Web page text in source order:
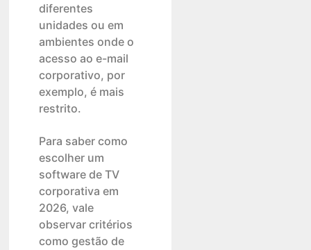
diferentes
unidades ou em
ambientes onde o
acesso ao e-mail
corporativo, por
exemplo, é mais
restrito.
Para saber como
escolher um
software de TV
corporativa em
2026, vale
observar critérios
como gestão de